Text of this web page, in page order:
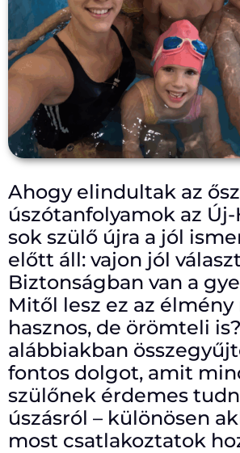
Ahogy elindultak az
úszótanfolyamok az
sok szülő újra a jól
előtt áll: vajon jól
Biztonságban van a
Mitől lesz ez az
hasznos, de örömteli
alábbiakban
fontos dolgot, amit
szülőnek érdemes
úszásról – különösen
most csatlakoztatok